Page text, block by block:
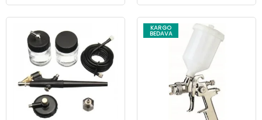
KARGO
BEDAVA